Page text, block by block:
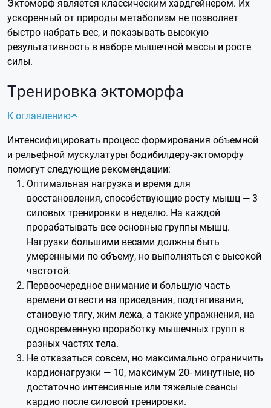
Эктоморф является классическим хардгейнером. Их
ускоренный от природы метаболизм не позволяет
быстро набрать вес, и показывать высокую
результативность в наборе мышечной массы и росте
силы.
Тренировка эктоморфа
К оглавлению
Интенсифицировать процесс формирования объемной
и рельефной мускулатуры бодибилдеру-эктоморфу
помогут следующие рекомендации:
Оптимальная нагрузка и время для
восстановления, способствующие росту мышц — 3
силовых тренировки в неделю. На каждой
прорабатывать все основные группы мышц.
Нагрузки большими весами должны быть
умеренными по объему, но выполняться с высокой
частотой.
Первоочередное внимание и большую часть
времени отвести на приседания, подтягивания,
становую тягу, жим лежа, а также упражнения, на
одновременную проработку мышечных групп в
разных частях тела.
Не отказаться совсем, но максимально ограничить
кардионагрузки — 10, максимум 20- минутные, но
достаточно интенсивные или тяжелые сеансы
кардио после силовой тренировки.